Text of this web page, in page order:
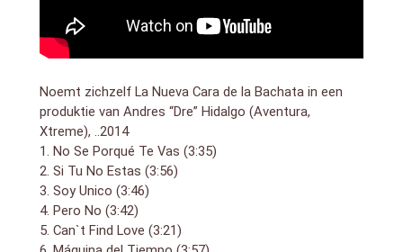
Noemt zichzelf La Nueva Cara de la Bachata in een
produktie van Andres “Dre” Hidalgo (Aventura,
Xtreme), ..2014
1. No Se Porqué Te Vas (3:35)
2. Si Tu No Estas (3:56)
3. Soy Unico (3:46)
4. Pero No (3:42)
5. Can`t Find Love (3:21)